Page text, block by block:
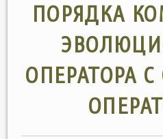
ПОРЯДКА
ОПЕРАТОРА